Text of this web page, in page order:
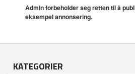
Admin forbeholder seg retten til å
eksempel annonsering.
KATEGORIER